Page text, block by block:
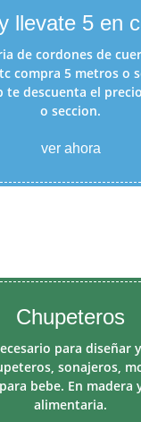
llevate 5 en
de cordones de
compra 5 metros o
te descuenta el
o seccion.
ver ahora
Chupeteros
para diseñar
sonajeros,
bebe. En madera
alimentaria.